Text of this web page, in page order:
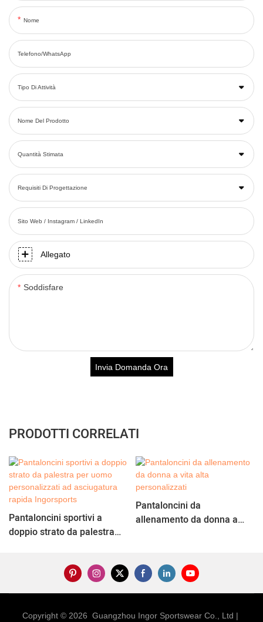
Nome
Telefono/WhatsApp
Tipo Di Attività
Nome Del Prodotto
Quantità Stimata
Requisiti Di Progettazione
Sito Web / Instagram / LinkedIn
Allegato
Soddisfare
Invia Domanda Ora
PRODOTTI CORRELATI
Pantaloncini sportivi a
doppio strato da palestra
Pantaloncini da
allenamento da donna a
Copyright © 2026 Guangzhou Ingor Sportswear Co., Ltd |